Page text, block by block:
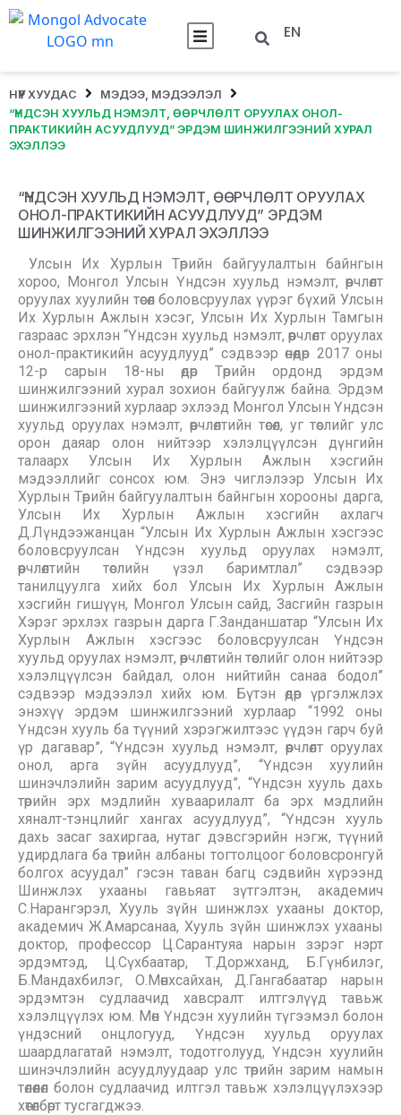
EN
НҮҮР ХУУДАС
МЭДЭЭ, МЭДЭЭЛЭЛ
“ҮНДСЭН ХУУЛЬД НЭМЭЛТ, ӨӨРЧЛӨЛТ ОРУУЛАХ ОНОЛ-
ПРАКТИКИЙН АСУУДЛУУД” ЭРДЭМ ШИНЖИЛГЭЭНИЙ ХУРАЛ
ЭХЭЛЛЭЭ
“ҮНДСЭН ХУУЛЬД НЭМЭЛТ, ӨӨРЧЛӨЛТ ОРУУЛАХ
ОНОЛ-ПРАКТИКИЙН АСУУДЛУУД” ЭРДЭМ
ШИНЖИЛГЭЭНИЙ ХУРАЛ ЭХЭЛЛЭЭ
Улсын Их Хурлын Төрийн байгуулалтын байнгын
хороо, Монгол Улсын Үндсэн хуульд нэмэлт, өөрчлөлт
оруулах хуулийн төсөл боловсруулах үүрэг бүхий Улсын
Их Хурлын Ажлын хэсэг, Улсын Их Хурлын Тамгын
газраас эрхлэн “Үндсэн хуульд нэмэлт, өөрчлөлт оруулах
онол-практикийн асуудлууд” сэдвээр өнөөдөр 2017 оны
12-р сарын 18-ны өдөр Төрийн ордонд эрдэм
шинжилгээний хурал зохион байгуулж байна. Эрдэм
шинжилгээний хурлаар эхлээд Монгол Улсын Үндсэн
хуульд оруулах нэмэлт, өөрчлөлтийн төсөл, уг төслийг улс
орон даяар олон нийтээр хэлэлцүүлсэн дүнгийн
талаарх Улсын Их Хурлын Ажлын хэсгийн
мэдээллийг сонсох юм. Энэ чиглэлээр Улсын Их
Хурлын Төрийн байгуулалтын байнгын хорооны дарга,
Улсын Их Хурлын Ажлын хэсгийн ахлагч
Д.Лүндээжанцан “Улсын Их Хурлын Ажлын хэсгээс
боловсруулсан Үндсэн хуульд оруулах нэмэлт,
өөрчлөлтийн төслийн үзэл баримтлал” сэдвээр
танилцуулга хийх бол Улсын Их Хурлын Ажлын
хэсгийн гишүүн, Монгол Улсын сайд, Засгийн газрын
Хэрэг эрхлэх газрын дарга Г.Занданшатар “Улсын Их
Хурлын Ажлын хэсгээс боловсруулсан Үндсэн
хуульд оруулах нэмэлт, өөрчлөлтийн төслийг олон нийтээр
хэлэлцүүлсэн байдал, олон нийтийн санаа бодол”
сэдвээр мэдээлэл хийх юм. Бүтэн өдөр үргэлжлэх
энэхүү эрдэм шинжилгээний хурлаар “1992 оны
Үндсэн хууль ба түүний хэрэгжилтээс үүдэн гарч буй
үр дагавар”, “Үндсэн хуульд нэмэлт, өөрчлөлт оруулах
онол, арга зүйн асуудлууд”, “Үндсэн хуулийн
шинэчлэлийн зарим асуудлууд”, “Үндсэн хууль дахь
төрийн эрх мэдлийн хуваарилалт ба эрх мэдлийн
хяналт-тэнцлийг хангах асуудлууд”, “Үндсэн хууль
дахь засаг захиргаа, нутаг дэвсгэрийн нэгж, түүний
удирдлага ба төрийн албаны тогтолцоог боловсронгуй
болгох асуудал” гэсэн таван багц сэдвийн хүрээнд
Шинжлэх ухааны гавьяат зүтгэлтэн, академич
С.Нарангэрэл, Хууль зүйн шинжлэх ухааны доктор,
академич Ж.Амарсанаа, Хууль зүйн шинжлэх ухааны
доктор, профессор Ц.Сарантуяа нарын зэрэг нэрт
эрдэмтэд, Ц.Сүхбаатар, Т.Доржханд, Б.Гүнбилэг,
Б.Мандахбилэг, О.Мөнхсайхан, Д.Гангабаатар нарын
эрдэмтэн судлаачид хавсралт илтгэлүүд тавьж
хэлэлцүүлэх юм. Мөн Үндсэн хуулийн түгээмэл болон
үндэсний онцлогууд, Үндсэн хуульд оруулах
шаардлагатай нэмэлт, тодотголууд, Үндсэн хуулийн
шинэчлэлийн асуудлуудаар улс төрийн зарим намын
төлөөлөл болон судлаачид илтгэл тавьж хэлэлцүүлэхээр
хөтөлбөрт тусгагджээ.